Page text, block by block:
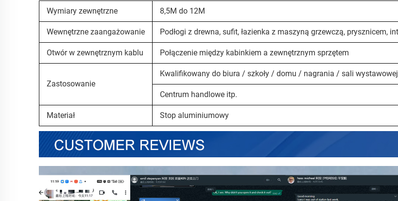
Wymiary zewnętrzne 8,5M do 12M
Wewnętrzne zaangażowanie Podłogi z drewna, sufit, łazienka z maszyną grzewczą, prysznicem,
Otwór w zewnętrznym kablu Połączenie między kabinkiem a zewnętrznym sprzętem
Zastosowanie
Kwalifikowany do biura / szkoły / domu / nagrania / sali
Centrum handlowe itp.
Materiał Stop aluminiumowy